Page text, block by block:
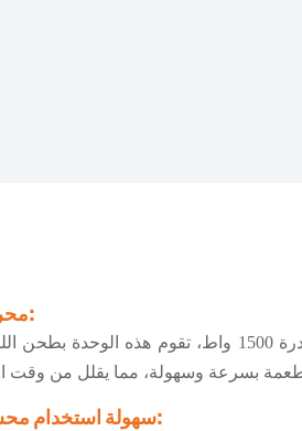
محرك عالي الطاقة وطحن فعال:
بفضل محركها القوي والفعال بقدرة 1500 واط،
سهولة استخدام محسّنة مع خاصية الرجوع للخلف: